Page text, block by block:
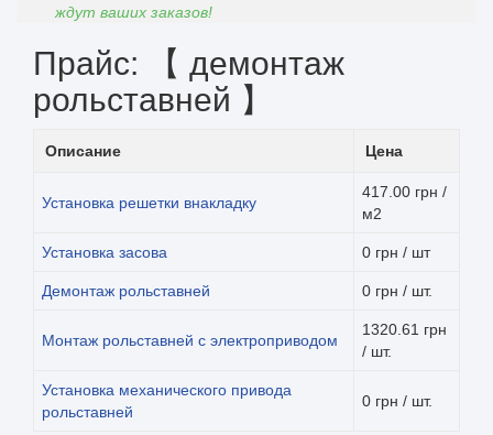
ждут ваших заказов!
Прайс: 【 демонтаж
рольставней 】
Описание Цена
Установка решетки внакладку
417.00 грн /
м2
Установка засова 0 грн / шт
Демонтаж рольставней 0 грн / шт.
Монтаж рольставней с электроприводом
1320.61 грн
/ шт.
Установка механического привода
рольставней
0 грн / шт.